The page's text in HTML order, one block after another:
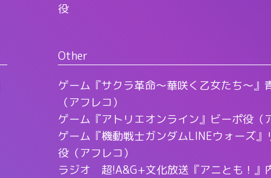
役
Other
ゲーム『サクラ革命～華咲く乙女たち～』
（アフレコ）
ゲーム『アトリエオンライン』ビーポ役（
ゲーム『機動戦士ガンダムLINEウォーズ
役（アフレコ）
ラジオ 超!A&G+文化放送『アニとも！』